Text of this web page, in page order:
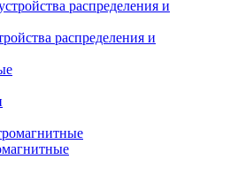
распределения и